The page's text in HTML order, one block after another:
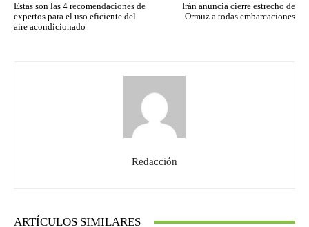
Estas son las 4 recomendaciones de
expertos para el uso eficiente del
aire acondicionado
Irán anuncia cierre estrecho de
Ormuz a todas embarcaciones
Redacción
ARTÍCULOS SIMILARES